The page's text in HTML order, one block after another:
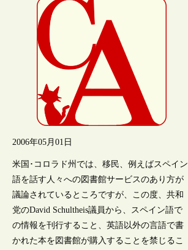
2006年05月01日
米国･コロラド州では、移民、例えばスペイン
語を話す人々への図書館サービスのあり方が
議論されているところですが、この度、共和
党のDavid Schultheis議員から、スペイン語で
の情報を刊行すること、英語以外の言語で書
かれた本を図書館が購入することを禁じるこ